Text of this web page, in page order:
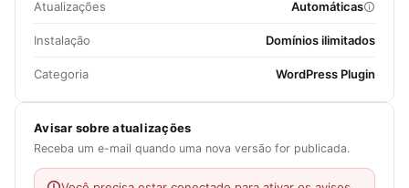
Atualizações Automáticas
Instalação Domínios ilimitados
Categoria WordPress Plugin
Avisar sobre atualizações
Receba um e-mail quando uma nova versão for publicada.